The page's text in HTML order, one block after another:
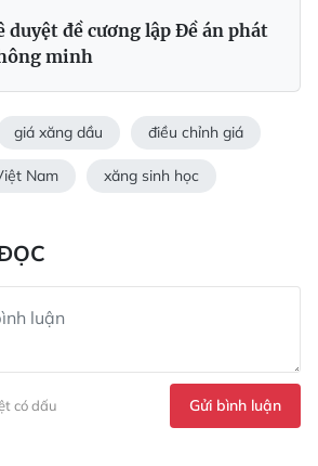
duyệt đề cương lập Đề án phát
minh
giá xăng dầu điều chỉnh giá
Nam xăng sinh học
có dấu Gửi bình luận